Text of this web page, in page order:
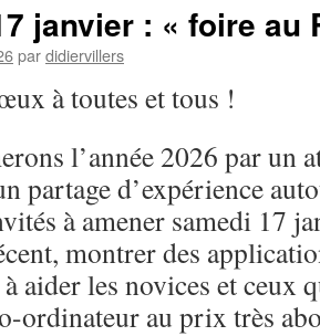
janvier : « foire au
pardidiervillers
à toutes et tous !
l’année 2026 par un
partage d’expérience
à amener samedi 17
montrer des
aider les novices et ceux
ordinateur au prix très